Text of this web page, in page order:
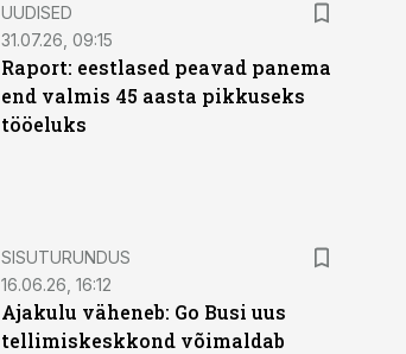
UUDISED
31.07.26, 09:15
Raport: eestlased peavad panema
end valmis 45 aasta pikkuseks
tööeluks
ST
SISUTURUNDUS
16.06.26, 16:12
Ajakulu väheneb: Go Busi uus
tellimiskeskkond võimaldab